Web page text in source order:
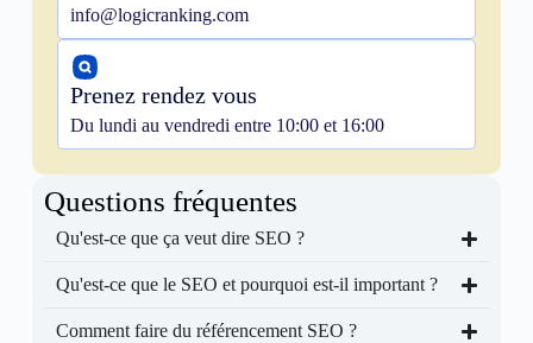
info@logicranking.com
Prenez rendez vous
Du lundi au vendredi entre 10:00 et 16:00
Questions fréquentes
Qu'est-ce que ça veut dire SEO ?
Qu'est-ce que le SEO et pourquoi est-il important ?
Comment faire du référencement SEO ?